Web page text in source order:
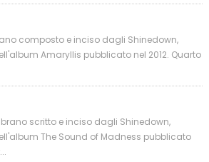
composto e inciso dagli Shinedown,
Amaryllis pubblicato nel 2012. Quarto
brano scritto e inciso dagli Shinedown,
The Sound of Madness pubblicato